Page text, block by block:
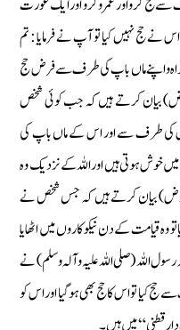
حج کرو اور عمرو کرو اور ایک عورت
نے حج نہیں کیا تو آپ نے فرمایا : تم
و اپنے ماں باپ کی طرف سے فرض حج
بیان کرتے ہیں کہ جب کوئی شخص
کی طرف سے اور اس کے ماں باپ کی
خوش ہوتی ہیں اور اللہ کے نزدیک وہ
(رض) بیان کرتے ہیں کہ جس شخص نے
قیامت کے دن نیکو کاروں میں اٹھایا
اللہ (صلی اللہ علیہ وآلہ وسلم) نے
کیا تو اس کا حج بھی ہوگیا اور اس کو